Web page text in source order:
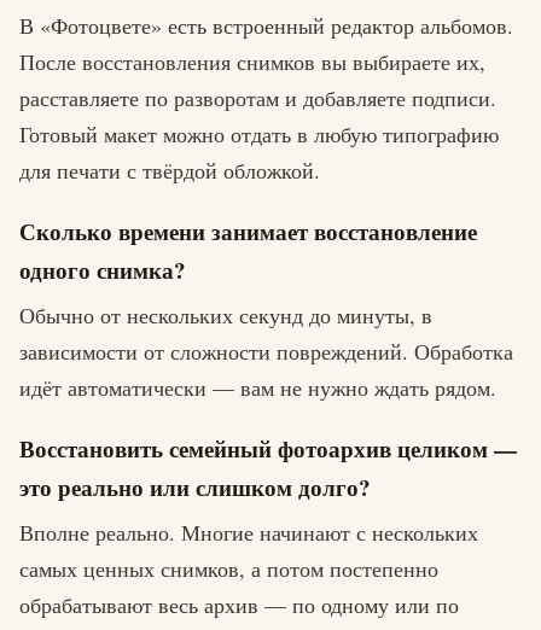
В «Фотоцвете» есть встроенный редактор альбомов.
После восстановления снимков вы выбираете их,
расставляете по разворотам и добавляете подписи.
Готовый макет можно отдать в любую типографию
для печати с твёрдой обложкой.
Сколько времени занимает восстановление
одного снимка?
Обычно от нескольких секунд до минуты, в
зависимости от сложности повреждений. Обработка
идёт автоматически — вам не нужно ждать рядом.
Восстановить семейный фотоархив целиком —
это реально или слишком долго?
Вполне реально. Многие начинают с нескольких
самых ценных снимков, а потом постепенно
обрабатывают весь архив — по одному или по